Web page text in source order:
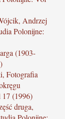
Andrzej
Polonijne:
(1903-
Fotografia
17 (1996)
druga,